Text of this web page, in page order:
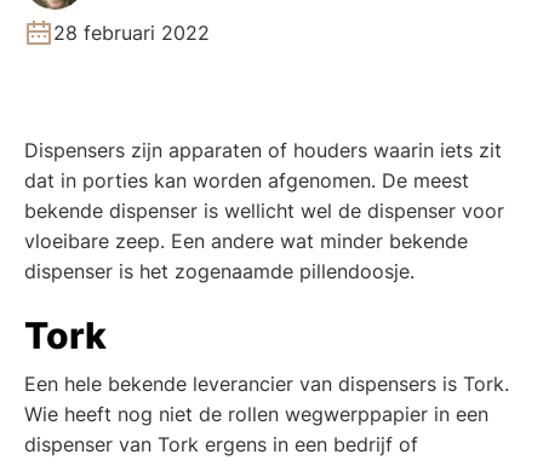
28 februari 2022
Dispensers zijn apparaten of houders waarin iets zit
dat in porties kan worden afgenomen. De meest
bekende dispenser is wellicht wel de dispenser voor
vloeibare zeep. Een andere wat minder bekende
dispenser is het zogenaamde pillendoosje.
Tork
Een hele bekende leverancier van dispensers is Tork.
Wie heeft nog niet de rollen wegwerppapier in een
dispenser van Tork ergens in een bedrijf of